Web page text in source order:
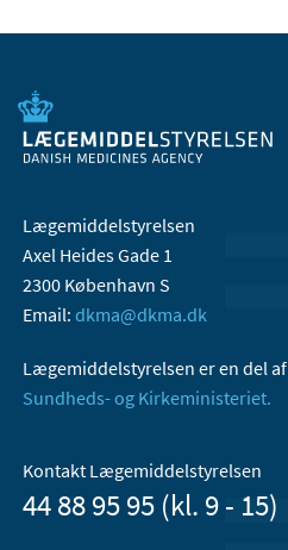
Lægemiddelstyrelsen
Axel Heides Gade 1
2300 København S
Email: dkma@dkma.dk
Lægemiddelstyrelsen er en del af
Sundheds- og Kirkeministeriet.
Kontakt Lægemiddelstyrelsen
44 88 95 95 (kl. 9 - 15)